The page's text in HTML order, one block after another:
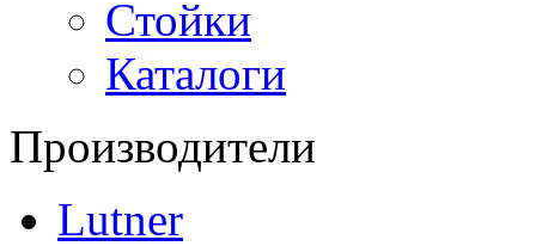
Стойки
Каталоги
Производители
Lutner